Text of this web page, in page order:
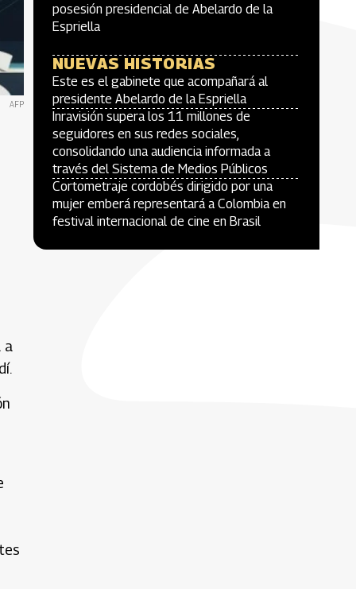
AFP
a
posesión presidencial de Abelardo de la
Espriella
NUEVAS HISTORIAS
Este es el gabinete que acompañará al
presidente Abelardo de la Espriella
Inravisión supera los 11 millones de
seguidores en sus redes sociales,
consolidando una audiencia informada a
través del Sistema de Medios Públicos
Cortometraje cordobés dirigido por una
mujer emberá representará a Colombia en
festival internacional de cine en Brasil